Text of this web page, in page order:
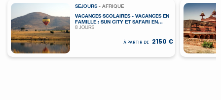
SEJOURS - AFRIQUE
VACANCES SCOLAIRES - VACANCES EN
FAMILLE : SUN CITY ET SAFARI EN
AFRIQUE DU SUD
8 JOURS
À PARTIR DE 2150 €